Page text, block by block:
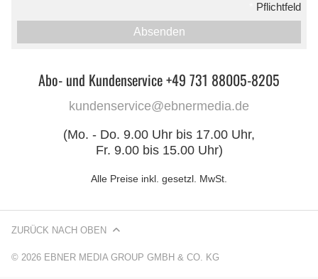
Pflichtfeld
Absenden
Abo- und Kundenservice +49 731 88005-8205
kundenservice@ebnermedia.de
(Mo. - Do. 9.00 Uhr bis 17.00 Uhr,
Fr. 9.00 bis 15.00 Uhr)
Alle Preise inkl. gesetzl. MwSt.
© 2026 EBNER MEDIA GROUP GMBH & CO. KG
ZURÜCK NACH OBEN